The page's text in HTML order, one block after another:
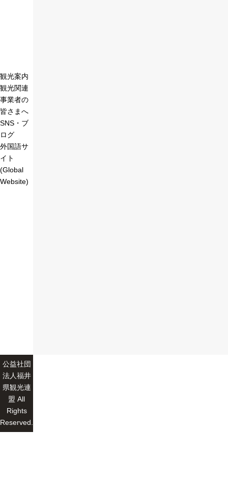
観光案内
観光関連
事業者の
皆さまへ
SNS・ブ
ログ
外国語サ
イト
(Global
Website)
公益社団
法人福井
県観光連
盟 All
Rights
Reserved.